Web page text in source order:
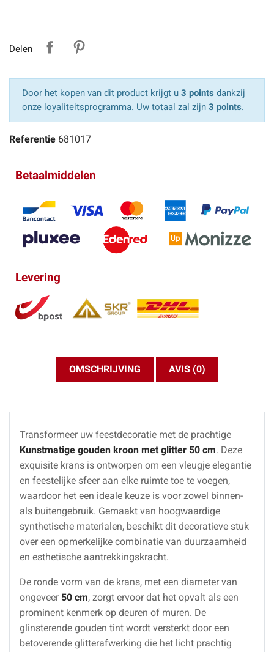
Delen
Door het kopen van dit product krijgt u 3 points dankzij
onze loyaliteitsprogramma. Uw totaal zal zijn 3 points.
Referentie 681017
Betaalmiddelen
Levering
OMSCHRIJVING AVIS (0)
Transformeer uw feestdecoratie met de prachtige
Kunstmatige gouden kroon met glitter 50 cm. Deze
exquisite krans is ontworpen om een vleugje elegantie
en feestelijke sfeer aan elke ruimte toe te voegen,
waardoor het een ideale keuze is voor zowel binnen-
als buitengebruik. Gemaakt van hoogwaardige
synthetische materialen, beschikt dit decoratieve stuk
over een opmerkelijke combinatie van duurzaamheid
en esthetische aantrekkingskracht.
De ronde vorm van de krans, met een diameter van
ongeveer 50 cm, zorgt ervoor dat het opvalt als een
prominent kenmerk op deuren of muren. De
glinsterende gouden tint wordt versterkt door een
betoverende glitterafwerking die het licht prachtig